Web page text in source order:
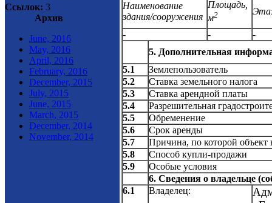
Ссылок: 3
Архив
June, 2016
May, 2016
April, 2016
February, 2016
December, 2015
July, 2015
June, 2015
March, 2015
December, 2014
November, 2014
Наименование
здания/сооружения
Площадь,
м2
- -
-
5. Дополнительная
5.1
Землепользователь
5.2
Ставка земельного налога
5.3
Ставка арендной платы
5.4
Разрешительная
5.5
Обременение
5.6
Срок аренды
5.7
Причина, по которой объект
5.8
Способ купли-продажи
5.9
Особые условия
6. Сведения о владельце
6.1
Владелец: